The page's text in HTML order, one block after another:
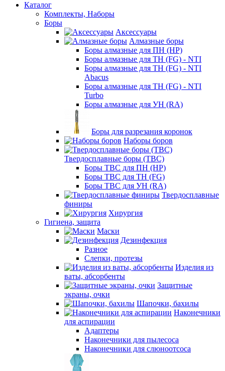
Каталог
Комплекты, Наборы
Боры
Аксессуары
Алмазные боры
Боры алмазные для ПН (HP)
Боры алмазные для ТН (FG) - NTI
Боры алмазные для ТН (FG) - NTI
Abacus
Боры алмазные для ТН (FG) - NTI
Turbo
Боры алмазные для УН (RA)
Боры для разрезания коронок
Наборы боров
Твердосплавные боры (ТВС)
Боры ТВС для ПН (HP)
Боры ТВС для ТН (FG)
Боры ТВС для УН (RA)
Твердосплавные
финиры
Хирургия
Гигиена, защита
Маски
Дезинфекция
Разное
Слепки, протезы
Изделия из
ваты, абсорбенты
Защитные
экраны, очки
Шапочки, бахилы
Наконечники
для аспирации
Адаптеры
Наконечники для пылесоса
Наконечники для слюноотсоса